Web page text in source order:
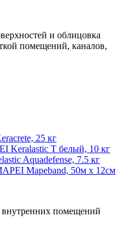
и облицовка
помещений, каналов,
25 кг
Keralastic T белый, 10 кг
Aquadefense, 7.5 кг
Mapeband, 50м x 12см
внутренних помещений